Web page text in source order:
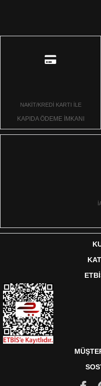
NAKİT/KREDİ KARTI İLE
KAPIDA ÖDEME İMKANI